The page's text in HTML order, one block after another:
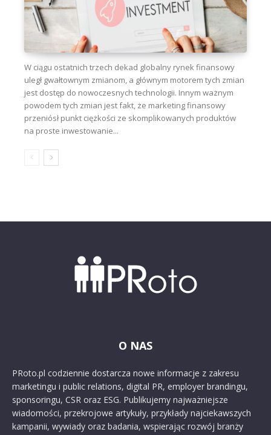
W ciągu ostatnich trzech dekad globalny rynek finansowy
uległ gwałtownym zmianom, a głównym motorem tych zmian
jest dostęp do nowoczesnych technologii. Innym ważnym
powodem tych zmian jest fakt, że marketing finansowy
przeniósł punkt ciężkości ze skomplikowanych produktów
na proste inwestowanie...
O NAS
PRoto.pl codziennie dostarcza nowe informacje z zakresu
marketingu i public relations, digital PR, employer brandingu,
sponsoringu, CSR oraz ESG. Publikujemy najważniejsze
wiadomości, przekrojowe artykuły, przykłady najciekawszych
kampanii, wywiady oraz badania, wspierając rozwój branży